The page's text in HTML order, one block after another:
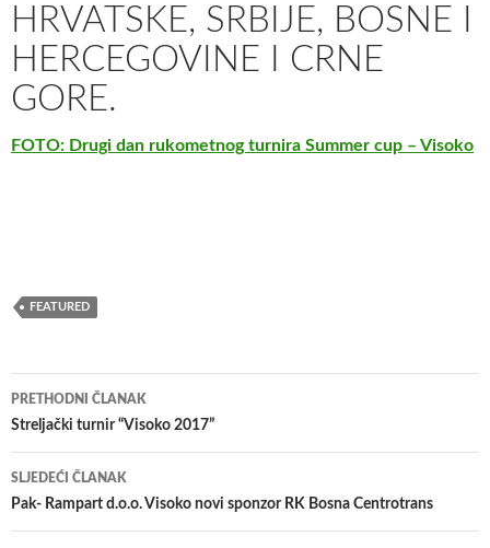
HRVATSKE, SRBIJE, BOSNE I
HERCEGOVINE I CRNE
GORE.
FOTO: Drugi dan rukometnog turnira Summer cup – Visoko
FEATURED
Navigacija
članaka
PRETHODNI ČLANAK
Streljački turnir “Visoko 2017”
SLJEDEĆI ČLANAK
Pak- Rampart d.o.o. Visoko novi sponzor RK Bosna Centrotrans